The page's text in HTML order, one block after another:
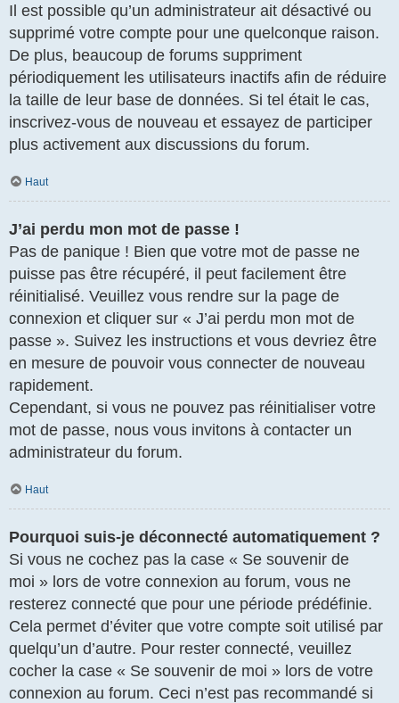
Il est possible qu’un administrateur ait désactivé ou
supprimé votre compte pour une quelconque raison.
De plus, beaucoup de forums suppriment
périodiquement les utilisateurs inactifs afin de réduire
la taille de leur base de données. Si tel était le cas,
inscrivez-vous de nouveau et essayez de participer
plus activement aux discussions du forum.
Haut
J’ai perdu mon mot de passe !
Pas de panique ! Bien que votre mot de passe ne
puisse pas être récupéré, il peut facilement être
réinitialisé. Veuillez vous rendre sur la page de
connexion et cliquer sur « J’ai perdu mon mot de
passe ». Suivez les instructions et vous devriez être
en mesure de pouvoir vous connecter de nouveau
rapidement.
Cependant, si vous ne pouvez pas réinitialiser votre
mot de passe, nous vous invitons à contacter un
administrateur du forum.
Haut
Pourquoi suis-je déconnecté automatiquement ?
Si vous ne cochez pas la case « Se souvenir de
moi » lors de votre connexion au forum, vous ne
resterez connecté que pour une période prédéfinie.
Cela permet d’éviter que votre compte soit utilisé par
quelqu’un d’autre. Pour rester connecté, veuillez
cocher la case « Se souvenir de moi » lors de votre
connexion au forum. Ceci n’est pas recommandé si